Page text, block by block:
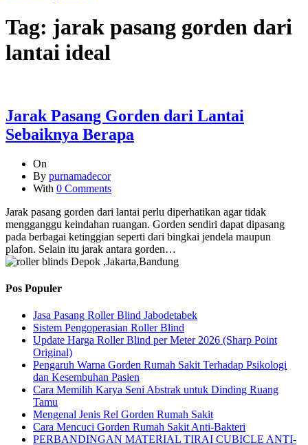
Tag: jarak pasang gorden dari
lantai ideal
Jarak Pasang Gorden dari Lantai
Sebaiknya Berapa
On
By purnamadecor
With 0 Comments
Jarak pasang gorden dari lantai perlu diperhatikan agar tidak
mengganggu keindahan ruangan. Gorden sendiri dapat dipasang
pada berbagai ketinggian seperti dari bingkai jendela maupun
plafon. Selain itu jarak antara gorden…
Pos Populer
Jasa Pasang Roller Blind Jabodetabek
Sistem Pengoperasian Roller Blind
Update Harga Roller Blind per Meter 2026 (Sharp Point
Original)
Pengaruh Warna Gorden Rumah Sakit Terhadap Psikologi
dan Kesembuhan Pasien
Cara Memilih Karya Seni Abstrak untuk Dinding Ruang
Tamu
Mengenal Jenis Rel Gorden Rumah Sakit
Cara Mencuci Gorden Rumah Sakit Anti-Bakteri
PERBANDINGAN MATERIAL TIRAI CUBICLE ANTI-